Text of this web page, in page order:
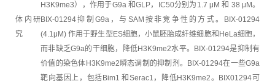
体内研
究
H3K9me3），作用于G9a 和GLP，IC50分别为1.7 μM 和 38 μM。
BIX-01294抑制G9a，与SAM按非竞争性的方式。BIX-01294
(4.1μM) 作用于野生型ES细胞，小鼠胚胎成纤维细胞和HeLa细胞，
而非缺乏G9a的干细胞，降低H3K9me2水平。BIX-01294是抑制有
价值的染色体H3K9me2瞬态调制的抑制剂。BIX-01294在一些G9a
靶向基因上，包括Bim1 和Serac1，降低H3K9me2。BIX01294可